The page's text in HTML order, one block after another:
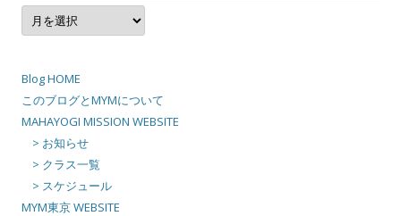
ア
ー
カ
Blog HOME
このブログとMYMについて
MAHAYOGI MISSION WEBSITE
> お知らせ
> クラス一覧
> スケジュール
MYM東京 WEBSITE